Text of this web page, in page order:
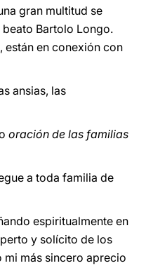
gran multitud se
Bartolo Longo.
están en conexión con
ansias, las
oración de las familias
a toda familia de
espiritualmente en
y solícito de los
mi más sincero aprecio